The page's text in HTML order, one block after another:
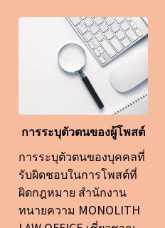
การระบุตัวตนของผู้โพสต์
การระบุตัวตนของบุคคลที่
รับผิดชอบในการโพสต์ที่
ผิดกฎหมาย สำนักงาน
ทนายความ MONOLITH